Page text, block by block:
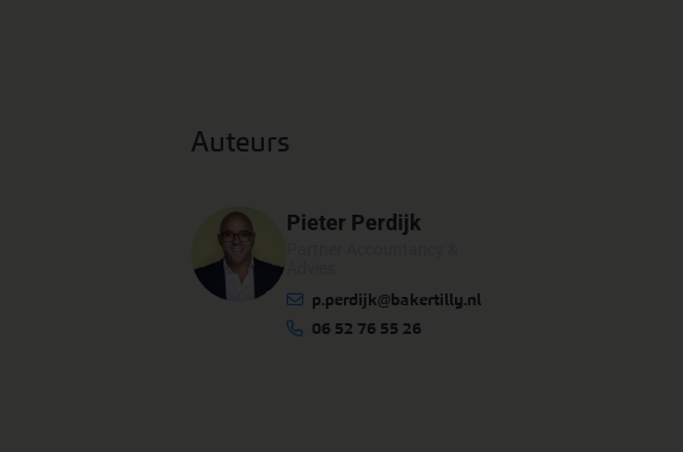
Auteurs
Pieter Perdijk
p.perdijk@bakertilly.nl
06 52 76 55 26